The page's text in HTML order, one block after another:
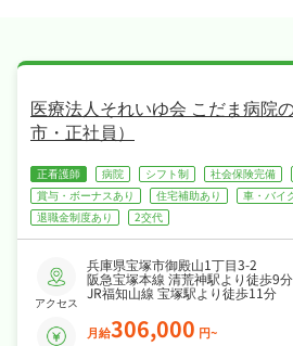
医療法人それいゆ会 こだま病院
市・正社員）
正看護師 病院 シフト制 社会保険完備
賞与・ボーナスあり
住宅補助あり 車・バイ
退職金制度あり
2交代
アクセス
兵庫県宝塚市御殿山1丁目3-2
阪急宝塚本線 清荒神駅より徒歩9分
JR福知山線 宝塚駅より徒歩11分
月給306,000 円~